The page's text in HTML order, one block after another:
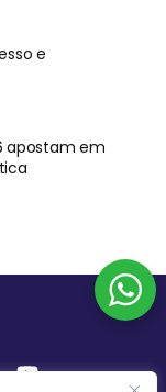
e
apostam em